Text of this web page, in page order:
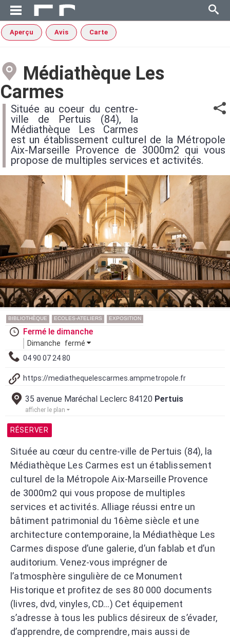
Aperçu Avis Carte
Médiathèque Les
Carmes
Située au coeur du centre-
ville de Pertuis (84), la
Médiathèque Les Carmes
est un établissement culturel de la Métropole
Aix-Marseille Provence de 3000m2 qui vous
propose de multiples services et activités.
BIBLIOTHÈQUE ECOLES-ATELIERS EXPOSITION
Fermé le dimanche
Dimanche
fermé
04 90 07 24 80
https://mediathequelescarmes.ampmetropole.fr
35 avenue Maréchal Leclerc 84120 Pertuis
afficher le plan
RÉSERVER
Située au cœur du centre-ville de Pertuis (84), la
Médiathèque Les Carmes est un établissement
culturel de la Métropole Aix-Marseille Provence
de 3000m2 qui vous propose de multiples
services et activités. Alliage réussi entre un
bâtiment patrimonial du 16ème siècle et une
architecture contemporaine, la Médiathèque Les
Carmes dispose d’une galerie, d’un fablab et d’un
auditorium. Venez-vous imprégner de
l’atmosphère singulière de ce Monument
Historique et profitez de ses 80 000 documents
(livres, dvd, vinyles, CD…) Cet équipement
s’adresse à tous les publics désireux de s’évader,
d’apprendre, de comprendre, mais aussi de